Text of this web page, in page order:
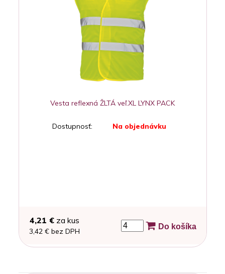
Vesta reflexná ŽLTÁ veľ.XL LYNX PACK
Dostupnosť: Na objednávku
4,21 €za kus
3,42 € bez DPH
Do košíka